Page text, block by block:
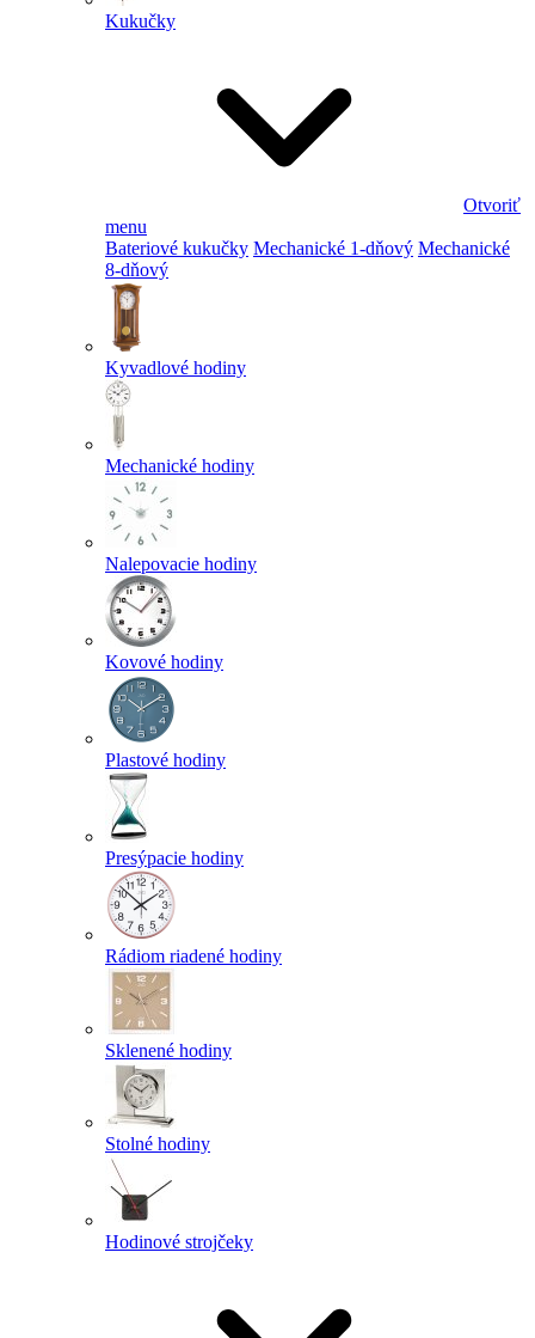
Kukučky
Otvoriť
menu
Bateriové kukučky Mechanické 1-dňový Mechanické
8-dňový
Kyvadlové hodiny
Mechanické hodiny
Nalepovacie hodiny
Kovové hodiny
Plastové hodiny
Presýpacie hodiny
Rádiom riadené hodiny
Sklenené hodiny
Stolné hodiny
Hodinové strojčeky